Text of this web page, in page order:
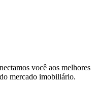
você aos melhores
mercado imobiliário.